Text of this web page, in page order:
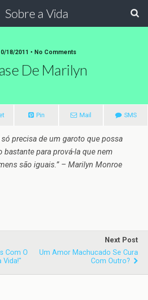
Sobre a Vida
18/2011 • No Comments
De Marilyn
Pin Mail SMS
só precisa de um garoto que possa
bastante para prová-la que nem
são iguais.” – Marilyn Monroe
Com O
Vida!"
Next Post
Um Amor Machucado Se Cura
Com Outro?